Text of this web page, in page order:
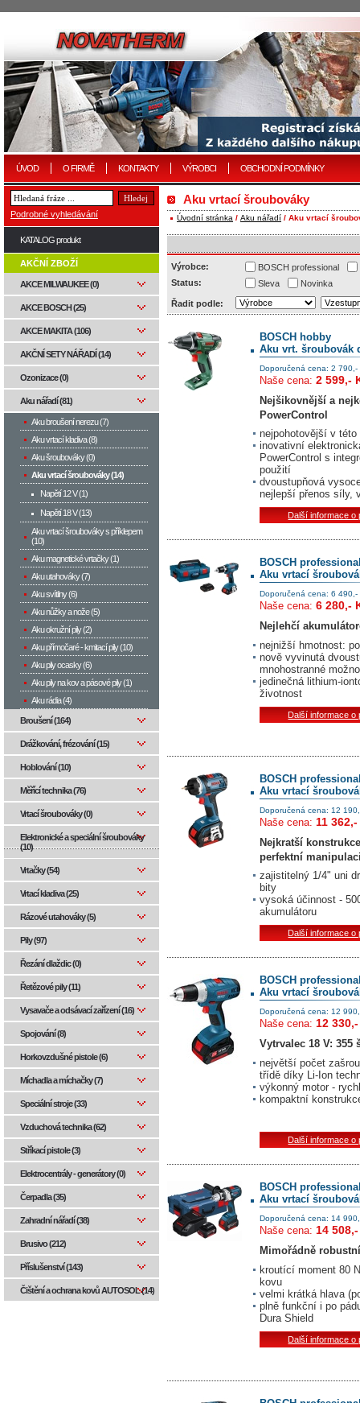
ÚVOD O FIRMĚ KONTAKTY VÝROBCI OBCHODNÍ PODMÍNKY
Aku vrtací šroubováky
Úvodní stránka / Aku nářadí / Aku vrtací
Výrobce:
BOSCH professional
Status:
Sleva Novinka
Řadit podle:
BOSCH hobby
Aku vrt. šroubovák
Doporučená cena: 2 790,-
Naše cena: 2 599,-
Nejšikovnější a
PowerControl
nejpohotovější v
inovativní
PowerControl s
použití
dvoustupňová
nejlepší přenos síly,
Další informace o
BOSCH
Aku vrtací
Doporučená cena: 6 490,-
Naše cena: 6 280,-
Nejlehčí
nejnižší hmotnost:
nově vyvinutá
mnohostranné
jedinečná lithium-
životnost
Další informace o
BOSCH
Aku vrtací
Doporučená cena: 12
Naše cena: 11
Nejkratší
perfektní
zajistitelný 1/4" uni
bity
vysoká účinnost -
akumulátoru
Další informace o
BOSCH
Aku vrtací
Doporučená cena: 12
Naše cena: 12
Vytrvalec 18 V:
největší počet
třídě díky Li-Ion
výkonný motor -
kompaktní
Další informace o
BOSCH
Aku vrtací
Doporučená cena: 14
Naše cena: 14
Mimořádně
kroutící moment 80
kovu
velmi krátká hlava
plně funkční i po
Dura Shield
Další informace o
Podrobné vyhledávání
KATALOG produkt
AKČNÍ ZBOŽÍ
AKCE MILWAUKEE (0)
AKCE BOSCH (25)
AKCE MAKITA (106)
AKČNÍ SETY NÁŘADÍ (14)
Ozonizace (0)
Aku nářadí (81)
Aku broušení nerezu (7)
Aku vrtací kladiva (8)
Aku šroubováky (0)
Aku vrtací šroubováky (14)
Napětí 12 V (1)
Napětí 18 V (13)
Aku vrtací šroubováky s příklepem
(10)
Aku magnetické vrtačky (1)
Aku utahováky (7)
Aku svítilny (6)
Aku nůžky a nože (5)
Aku okružní pily (2)
Aku přímočaré - kmitací pily (10)
Aku pily ocasky (6)
Aku pily na kov a pásové pily (1)
Aku rádia (4)
Broušení (164)
Drážkování, frézování (15)
Hoblování (10)
Měřící technika (76)
Vrtací šroubováky (0)
Elektronické a speciální šroubováky
(10)
Vrtačky (54)
Vrtací kladiva (25)
Rázové utahováky (5)
Pily (97)
Řezání dlaždic (0)
Řetězové pily (11)
Vysavače a odsávací zařízení (16)
Spojování (8)
Horkovzdušné pistole (6)
Míchadla a míchačky (7)
Speciální stroje (33)
Vzduchová technika (62)
Stříkací pistole (3)
Elektrocentrály - generátory (0)
Čerpadla (35)
Zahradní nářadí (38)
Brusivo (212)
Příslušenství (143)
Čištění a ochrana kovů AUTOSOL (14)